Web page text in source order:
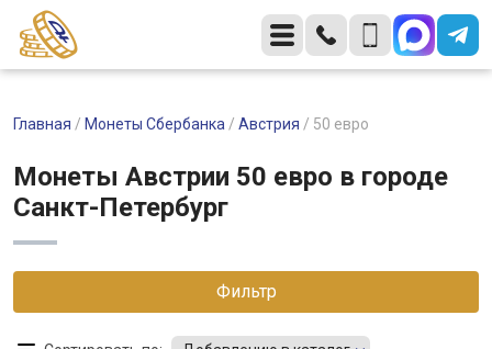
Главная / Монеты Сбербанка / Австрия / 50 евро
Монеты Австрии 50 евро в городе
Санкт-Петербург
Фильтр